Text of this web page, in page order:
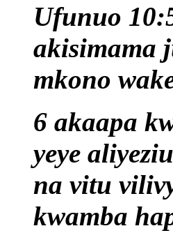
Ufunuo
akisimama
mkono
6 akaapa
yeye
na vitu
kwamba